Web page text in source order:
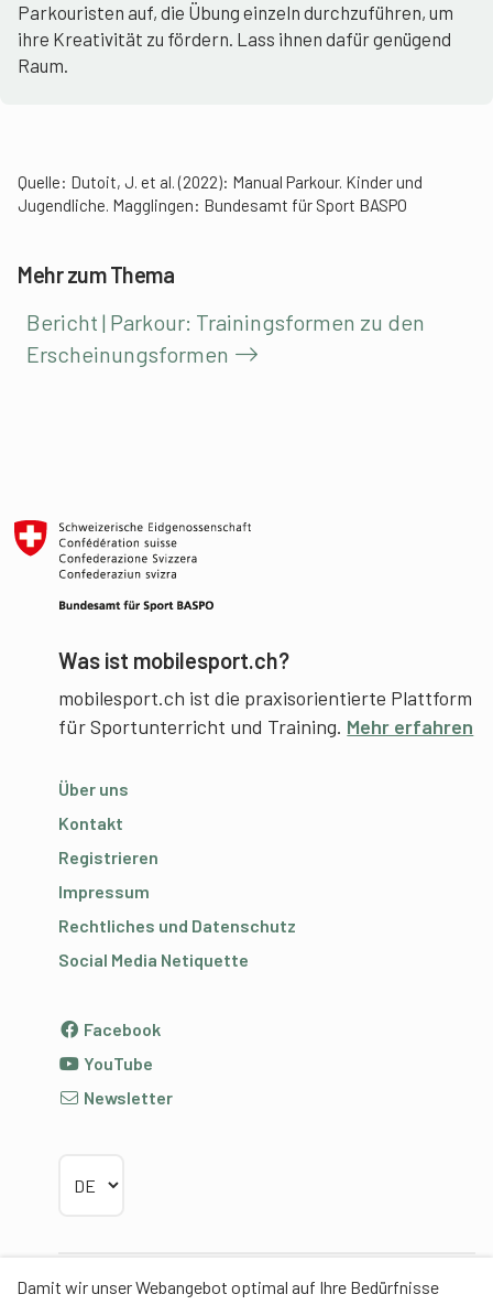
Damit wir unser Webangebot optimal auf Ihre Bedürfnisse
Parkouristen auf, die Übung einzeln durchzuführen, um
ihre Kreativität zu fördern. Lass ihnen dafür genügend
Raum.
Quelle: Dutoit, J. et al. (2022): Manual Parkour. Kinder und
Jugendliche. Magglingen: Bundesamt für Sport BASPO
Mehr zum Thema
Bericht | Parkour: Trainingsformen zu den
Erscheinungsformen
Was ist mobilesport.ch?
mobilesport.ch ist die praxisorientierte Plattform
für Sportunterricht und Training. Mehr erfahren
Über uns
Kontakt
Registrieren
Impressum
Rechtliches und Datenschutz
Social Media Netiquette
Facebook
YouTube
Newsletter
Partner